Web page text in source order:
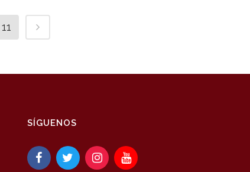
11
SÍGUENOS